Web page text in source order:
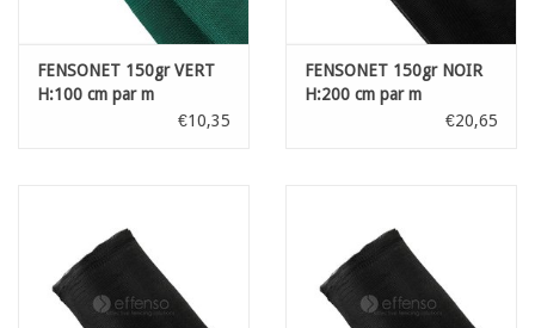
FENSONET 150gr VERT
H:100 cm par m
€10,35
FENSONET 150gr NOIR
H:200 cm par m
€20,65